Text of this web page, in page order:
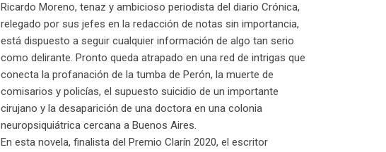
Ricardo Moreno, tenaz y ambicioso periodista del diario Crónica,
relegado por sus jefes en la redacción de notas sin importancia,
está dispuesto a seguir cualquier información de algo tan serio
como delirante. Pronto queda atrapado en una red de intrigas que
conecta la profanación de la tumba de Perón, la muerte de
comisarios y policías, el supuesto suicidio de un importante
cirujano y la desaparición de una doctora en una colonia
neuropsiquiátrica cercana a Buenos Aires.
En esta novela, finalista del Premio Clarín 2020, el escritor